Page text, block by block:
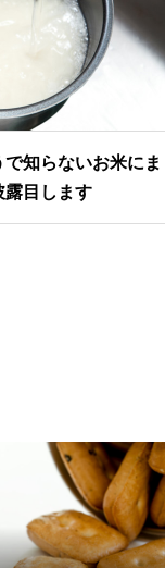
知らないお米にま
目します